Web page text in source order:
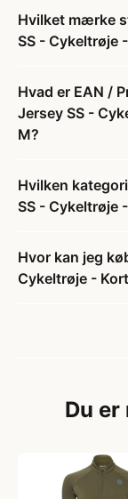
Hvilket mærke
SS - Cykeltrøje
Hvad er EAN /
Jersey SS -
M?
Hvilken
SS - Cykeltrøje
Hvor kan jeg
Cykeltrøje -
Du er